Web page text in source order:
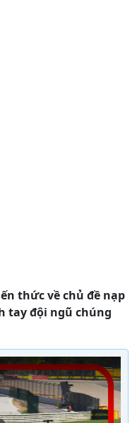
thức về chủ đề nạp
tay đội ngũ chúng